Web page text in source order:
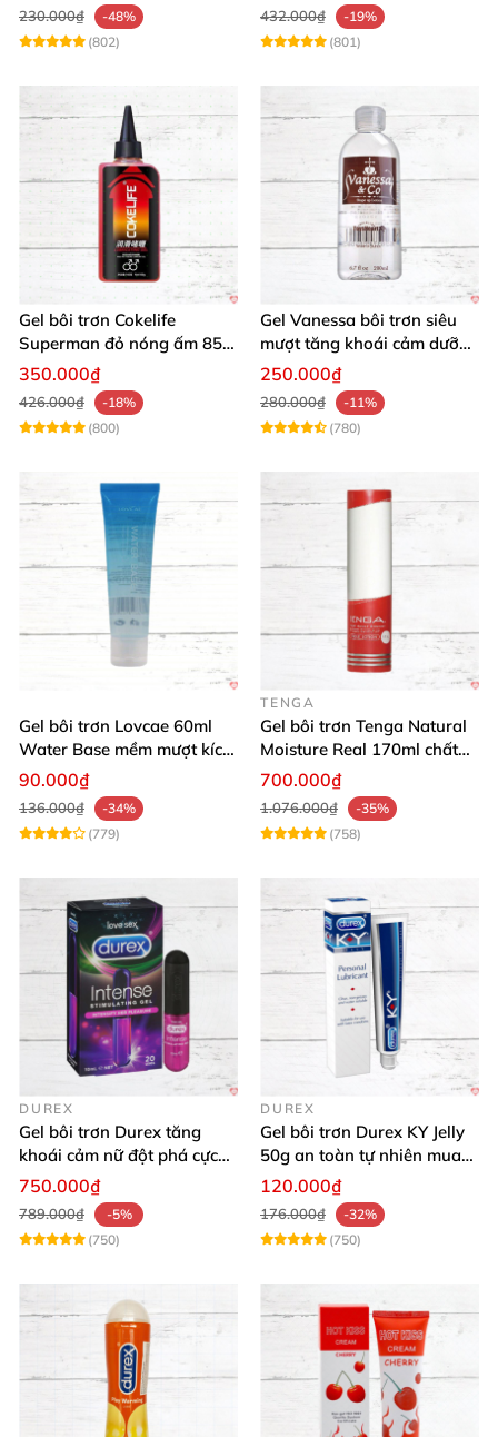
230.000₫
-48%
(802)
432.000₫
-19%
(801)
Gel bôi trơn Cokelife
Superman đỏ nóng ấm 85g
giảm đau rát
350.000₫
426.000₫
-18%
(800)
Gel Vanessa bôi trơn siêu
mượt tăng khoái cảm dưỡng
ẩm 200ml
250.000₫
280.000₫
-11%
(780)
Gel bôi trơn Lovcae 60ml
Water Base mềm mượt kích
thích
90.000₫
136.000₫
-34%
(779)
TENGA
Gel bôi trơn Tenga Natural
Moisture Real 170ml chất
lượng cao mềm mượt an
700.000₫
1.076.000₫
-35%
(758)
DUREX
Gel bôi trơn Durex tăng
khoái cảm nữ đột phá cực
thích
750.000₫
789.000₫
-5%
(750)
DUREX
Gel bôi trơn Durex KY Jelly
50g an toàn tự nhiên mua
ngay
120.000₫
176.000₫
-32%
(750)